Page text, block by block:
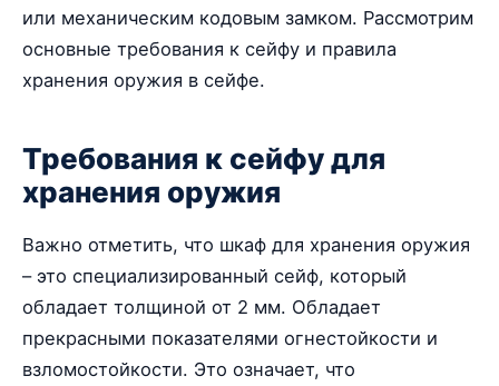
или механическим кодовым замком. Рассмотрим
основные требования к сейфу и правила
хранения оружия в сейфе.
Требования к сейфу для
хранения оружия
Важно отметить, что шкаф для хранения оружия
– это специализированный сейф, который
обладает толщиной от 2 мм. Обладает
прекрасными показателями огнестойкости и
взломостойкости. Это означает, что